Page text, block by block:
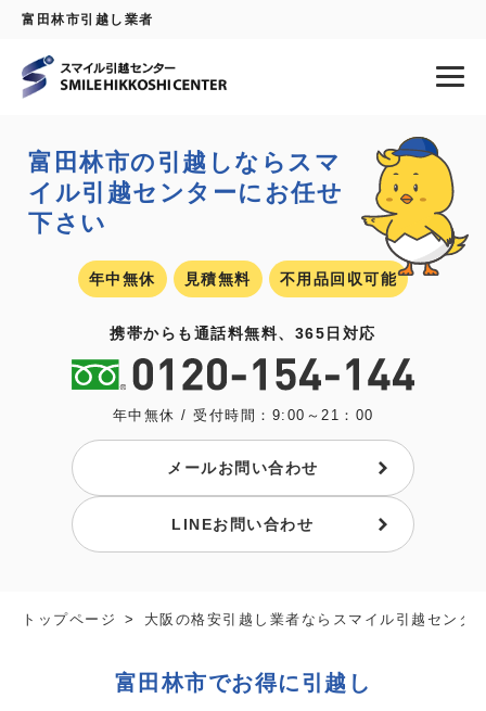
富田林市引越し業者
富田林市の引越しなら スマ
イル引越センターにお任せ
下さい
年中無休 見積無料 不用品回収可能
携帯からも通話料無料、365日対応
年中無休 / 受付時間：9:00～21：00
メールお問い合わせ
LINEお問い合わせ
トップページ 大阪の格安引越し業者ならスマイル引越センタ
富田林市でお得に引越し